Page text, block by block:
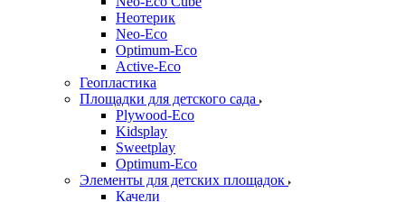
Неотерик
Neo-Eco
Оptimum-Еco
Active-Eco
Геопластика
Площадки для детского сада
Plywood-Eco
Kidsplay
Sweetplay
Оptimum-Еco
Элементы для детских площадок
Качели